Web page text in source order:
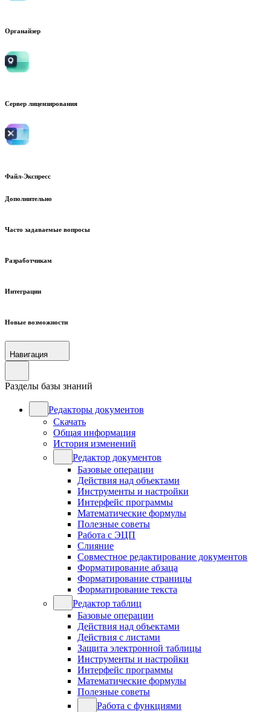
Органайзер
Сервер лицензирования
Файл-Экспресс
Дополнительно
Часто задаваемые вопросы
Разработчикам
Интеграции
Новые возможности
Навигация
Разделы базы знаний
Редакторы документов
Скачать
Общая информация
История изменений
Редактор документов
Базовые операции
Действия над объектами
Инструменты и настройки
Интерфейс программы
Математические формулы
Полезные советы
Работа с ЭЦП
Слияние
Совместное редактирование документов
Форматирование абзаца
Форматирование страницы
Форматирование текста
Редактор таблиц
Базовые операции
Действия над объектами
Действия с листами
Защита электронной таблицы
Инструменты и настройки
Интерфейс программы
Математические формулы
Полезные советы
Работа с функциями